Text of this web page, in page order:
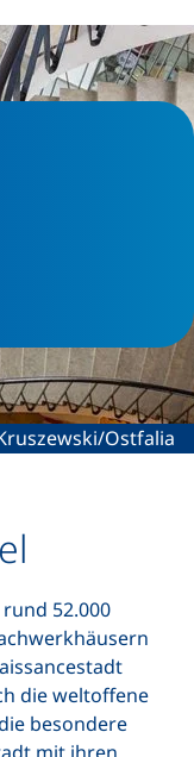
zum
Ostfalia
öffnet neues
52.000
die weltoffene
besondere